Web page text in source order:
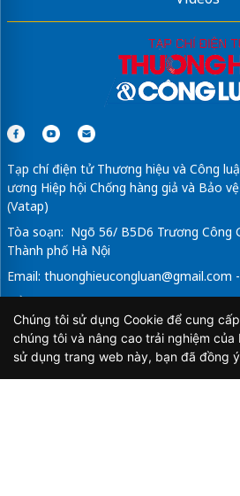
Tạp chí điện tử Thương hiệu và Công
ương Hiệp hội Chống hàng giả và Bảo
(Vatap)
Tòa soạn: Ngõ 56/ B5D6 Trương Công
Thành phố Hà Nội
Email: thuonghieucongluan@gmail.com
Tổng Biên Tập: Vũ Đức Thuận
Giấy phép hoạt động báo chí điện tử
Thông tin và Truyền thông cấp ngày 21/
Chúng tôi sử dụng Cookie để cung
chúng tôi và nâng cao trải nghiệm của
sử dụng trang web này, bạn đã đồng